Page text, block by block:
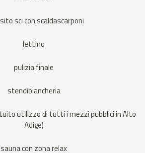
sci con scaldascarponi
lettino
pulizia finale
stendibiancheria
utilizzo di tutti i mezzi pubblici in Alto
Adige)
sauna con zona relax